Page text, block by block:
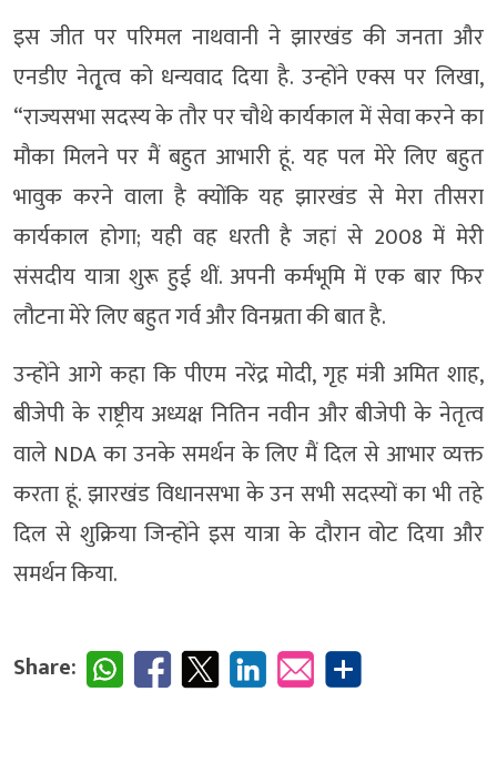
इस जीत पर परिमल नाथवानी ने झारखंड की जनता और
एनडीए नेतृ्त्व को धन्यवाद दिया है. उन्होंने एक्स पर लिखा,
“राज्यसभा सदस्य के तौर पर चौथे कार्यकाल में सेवा करने का
मौका मिलने पर मैं बहुत आभारी हूं. यह पल मेरे लिए बहुत
भावुक करने वाला है क्योंकि यह झारखंड से मेरा तीसरा
कार्यकाल होगा; यही वह धरती है जहां से 2008 में मेरी
संसदीय यात्रा शुरू हुई थीं. अपनी कर्मभूमि में एक बार फिर
लौटना मेरे लिए बहुत गर्व और विनम्रता की बात है.
उन्होंने आगे कहा कि पीएम नरेंद्र मोदी, गृह मंत्री अमित शाह,
बीजेपी के राष्ट्रीय अध्यक्ष नितिन नवीन और बीजेपी के नेतृत्व
वाले NDA का उनके समर्थन के लिए मैं दिल से आभार व्यक्त
करता हूं. झारखंड विधानसभा के उन सभी सदस्यों का भी तहे
दिल से शुक्रिया जिन्होंने इस यात्रा के दौरान वोट दिया और
समर्थन किया.
Share: